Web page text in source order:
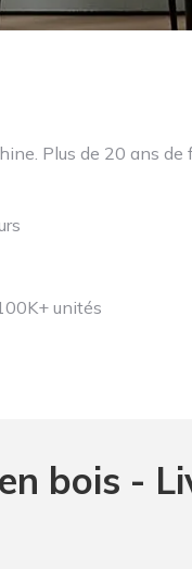
Plus de 20 ans
unités
bois -